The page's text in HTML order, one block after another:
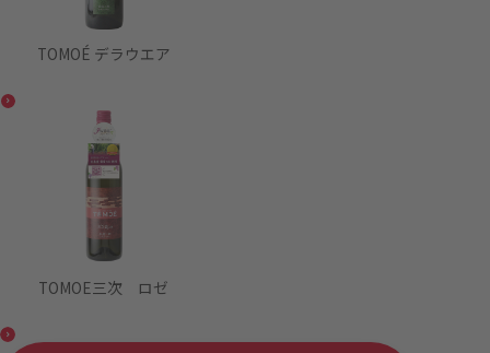
TOMOÉ デラウエア
TOMOE三次 ロゼ